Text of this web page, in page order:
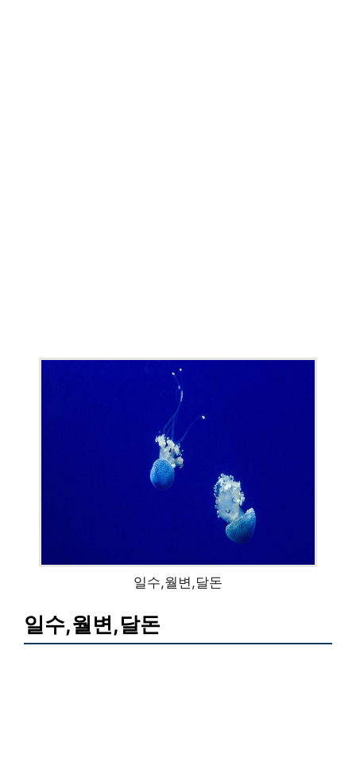
일수,월변,달돈
일수,월변,달돈